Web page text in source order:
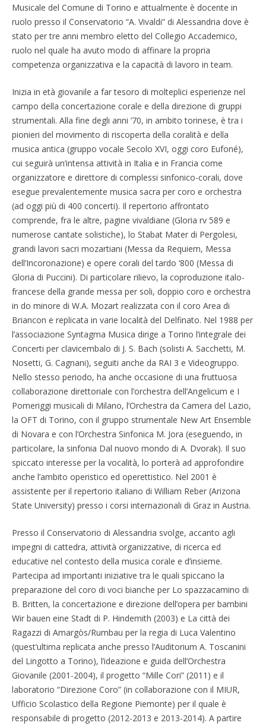
Musicale del Comune di Torino e attualmente è docente in
ruolo presso il Conservatorio “A. Vivaldi” di Alessandria dove è
stato per tre anni membro eletto del Collegio Accademico,
ruolo nel quale ha avuto modo di affinare la propria
competenza organizzativa e la capacità di lavoro in team.
Inizia in età giovanile a far tesoro di molteplici esperienze nel
campo della concertazione corale e della direzione di gruppi
strumentali. Alla fine degli anni ’70, in ambito torinese, è tra i
pionieri del movimento di riscoperta della coralità e della
musica antica (gruppo vocale Secolo XVI, oggi coro Eufoné),
cui seguirà un’intensa attività in Italia e in Francia come
organizzatore e direttore di complessi sinfonico-corali, dove
esegue prevalentemente musica sacra per coro e orchestra
(ad oggi più di 400 concerti). Il repertorio affrontato
comprende, fra le altre, pagine vivaldiane (Gloria rv 589 e
numerose cantate solistiche), lo Stabat Mater di Pergolesi,
grandi lavori sacri mozartiani (Messa da Requiem, Messa
dell’Incoronazione) e opere corali del tardo ‘800 (Messa di
Gloria di Puccini). Di particolare rilievo, la coproduzione italo-
francese della grande messa per soli, doppio coro e orchestra
in do minore di W.A. Mozart realizzata con il coro Area di
Briancon e replicata in varie località del Delfinato. Nel 1988 per
l’associazione Syntagma Musica dirige a Torino l’integrale dei
Concerti per clavicembalo di J. S. Bach (solisti A. Sacchetti, M.
Nosetti, G. Cagnani), seguiti anche da RAI 3 e Videogruppo.
Nello stesso periodo, ha anche occasione di una fruttuosa
collaborazione direttoriale con l’orchestra dell’Angelicum e I
Pomeriggi musicali di Milano, l’Orchestra da Camera del Lazio,
la OFT di Torino, con il gruppo strumentale New Art Ensemble
di Novara e con l’Orchestra Sinfonica M. Jora (eseguendo, in
particolare, la sinfonia Dal nuovo mondo di A. Dvorak). Il suo
spiccato interesse per la vocalità, lo porterà ad approfondire
anche l’ambito operistico ed operettistico. Nel 2001 è
assistente per il repertorio italiano di William Reber (Arizona
State University) presso i corsi internazionali di Graz in Austria.
Presso il Conservatorio di Alessandria svolge, accanto agli
impegni di cattedra, attività organizzative, di ricerca ed
educative nel contesto della musica corale e d’insieme.
Partecipa ad importanti iniziative tra le quali spiccano la
preparazione del coro di voci bianche per Lo spazzacamino di
B. Britten, la concertazione e direzione dell’opera per bambini
Wir bauen eine Stadt di P. Hindemith (2003) e La città dei
Ragazzi di Amargòs/Rumbau per la regia di Luca Valentino
(quest’ultima replicata anche presso l’Auditorium A. Toscanini
del Lingotto a Torino), l’ideazione e guida dell’Orchestra
Giovanile (2001-2004), il progetto “Mille Cori” (2011) e il
laboratorio “Direzione Coro” (in collaborazione con il MIUR,
Ufficio Scolastico della Regione Piemonte) per il quale è
responsabile di progetto (2012-2013 e 2013-2014). A partire